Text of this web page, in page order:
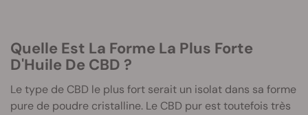
Quelle Est La Forme La Plus Forte
D'Huile De CBD ?
Le type de CBD le plus fort serait un isolat dans sa forme
pure de poudre cristalline. Le CBD pur est toutefois très